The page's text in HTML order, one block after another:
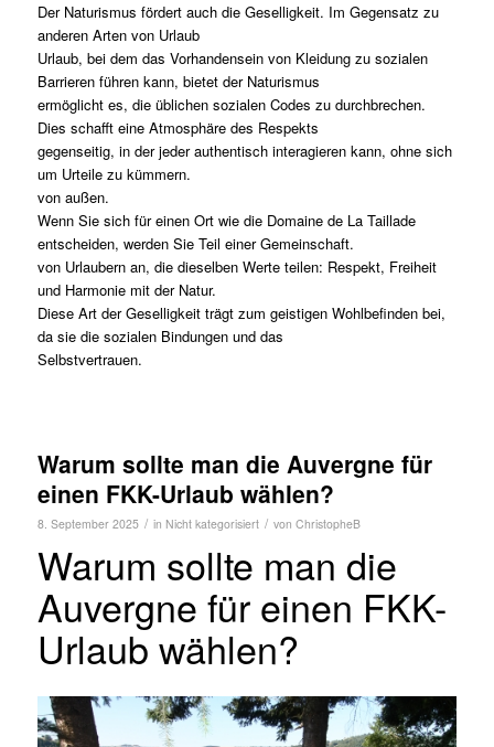
Der Naturismus fördert auch die Geselligkeit. Im Gegensatz zu
anderen Arten von Urlaub
Urlaub, bei dem das Vorhandensein von Kleidung zu sozialen
Barrieren führen kann, bietet der Naturismus
ermöglicht es, die üblichen sozialen Codes zu durchbrechen.
Dies schafft eine Atmosphäre des Respekts
gegenseitig, in der jeder authentisch interagieren kann, ohne sich
um Urteile zu kümmern.
von außen.
Wenn Sie sich für einen Ort wie die Domaine de La Taillade
entscheiden, werden Sie Teil einer Gemeinschaft.
von Urlaubern an, die dieselben Werte teilen: Respekt, Freiheit
und Harmonie mit der Natur.
Diese Art der Geselligkeit trägt zum geistigen Wohlbefinden bei,
da sie die sozialen Bindungen und das
Selbstvertrauen.
Warum sollte man die Auvergne für
einen FKK-Urlaub wählen?
8. September 2025 / in Nicht kategorisiert / von ChristopheB
Warum sollte man die
Auvergne für einen FKK-
Urlaub wählen?